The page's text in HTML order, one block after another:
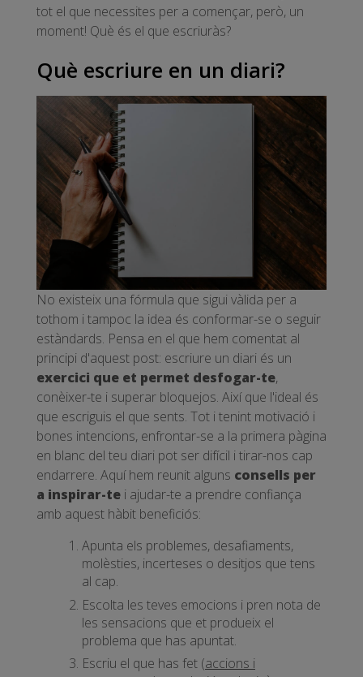
tot el que necessites per a començar, però, un
moment! Què és el que escriuràs?
Què escriure en un diari?
No existeix una fórmula que sigui vàlida per a
tothom i tampoc la idea és conformar-se o seguir
estàndards. Pensa en el que hem comentat al
principi d'aquest post: escriure un diari és un
exercici que et permet desfogar-te,
conèixer-te i superar bloquejos. Així que l'ideal és
que escriguis el que sents. Tot i tenint motivació i
bones intencions, enfrontar-se a la primera pàgina
en blanc del teu diari pot ser difícil i tirar-nos cap
endarrere. Aquí hem reunit alguns consells per
a inspirar-te i ajudar-te a prendre confiança
amb aquest hàbit beneficiós:
Apunta els problemes, desafiaments,
molèsties, incerteses o desitjos que tens
al cap.
Escolta les teves emocions i pren nota de
les sensacions que et produeix el
problema que has apuntat.
Escriu el que has fet (accions i